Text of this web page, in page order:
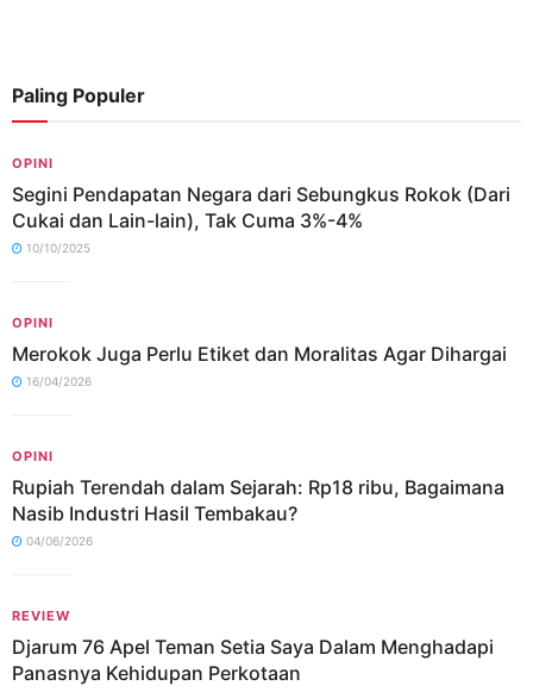
Paling Populer
OPINI
Segini Pendapatan Negara dari Sebungkus Rokok (Dari
Cukai dan Lain-lain), Tak Cuma 3%-4%
10/10/2025
OPINI
Merokok Juga Perlu Etiket dan Moralitas Agar Dihargai
16/04/2026
OPINI
Rupiah Terendah dalam Sejarah: Rp18 ribu, Bagaimana
Nasib Industri Hasil Tembakau?
04/06/2026
REVIEW
Djarum 76 Apel Teman Setia Saya Dalam Menghadapi
Panasnya Kehidupan Perkotaan